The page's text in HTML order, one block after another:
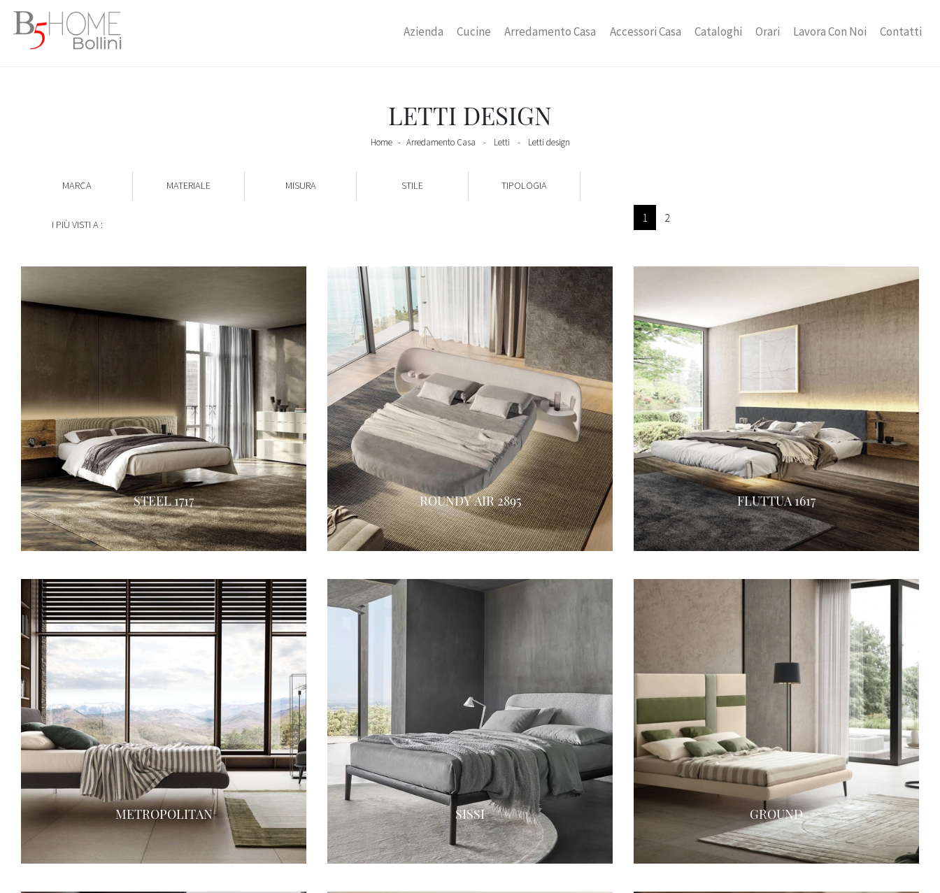
Azienda Cucine Arredamento Casa Accessori Casa Cataloghi Orari Lavora Con Noi Contatti
LETTI DESIGN
Home - Arredamento Casa - Letti - Letti design
MARCA MATERIALE MISURA STILE TIPOLOGIA
I PIÙ VISTI A : 1 2
STEEL 1717 ROUNDY AIR 2895 FLUTTUA 1617
METROPOLITAN SISSI GROUND